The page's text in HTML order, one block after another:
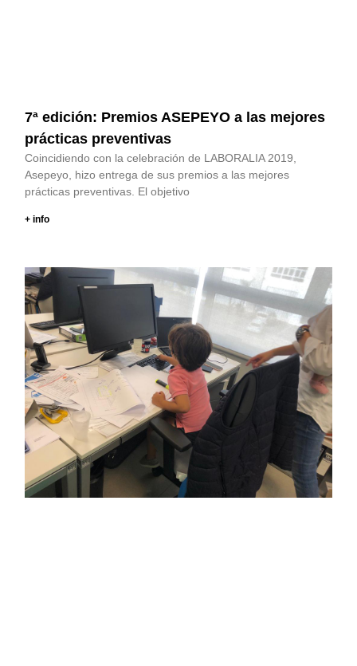
7ª edición: Premios ASEPEYO a las mejores
prácticas preventivas
Coincidiendo con la celebración de LABORALIA 2019,
Asepeyo, hizo entrega de sus premios a las mejores
prácticas preventivas. El objetivo
+ info